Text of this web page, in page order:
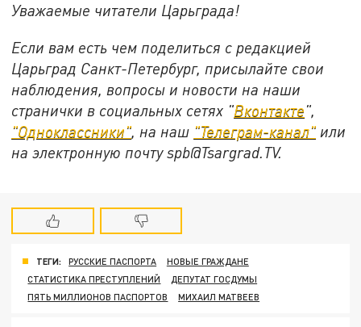
Уважаемые читатели Царьграда!
Если вам есть чем поделиться с редакцией
Царьград Санкт-Петербург, присылайте свои
наблюдения, вопросы и новости на наши
странички в социальных сетях "Вконтакте",
"Одноклассники", на наш "Телеграм-канал" или
на электронную почту spb@Tsargrad.TV.
ТЕГИ: РУССКИЕ ПАСПОРТА
НОВЫЕ ГРАЖДАНЕ
СТАТИСТИКА ПРЕСТУПЛЕНИЙ
ДЕПУТАТ ГОСДУМЫ
ПЯТЬ МИЛЛИОНОВ ПАСПОРТОВ
МИХАИЛ МАТВЕЕВ